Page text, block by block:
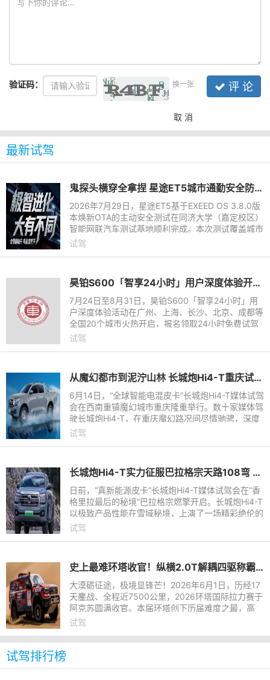
验证码： 换一张 评 论
取 消
最新试驾
鬼探头横穿全拿捏 星途ET5城市通勤安全防护再升级
2026年7月29日，星途ET5基于EXEED OS 3.8.0版
本焕新OTA的主动安全测试在同济大学（嘉定校区）
智能网联汽车测试基地顺利完成。本次测试覆盖城市
突发风险、低能见度通行、夜间连续避让以及泊车安
试驾
昊铂S600「智享24小时」用户深度体验开启，报名享24小时免费试驾赢惊喜好礼
7月24日至8月31日，昊铂S600「智享24小时」用
户深度体验活动在广州、上海、长沙、北京、成都等
全国20个城市火热开启，报名领取24小时免费试驾
体验权，亲身感受20万内满配运动SUV的实力。试
试驾
从魔幻都市到泥泞山林 长城炮Hi4-T重庆试驾诠释“真新能源皮卡”全能实力
6月14日，“全球智能电混皮卡”长城炮Hi4-T媒体试驾
会在西南重镇魔幻城市重庆隆重举行。数十家媒体驾
驶长城炮Hi4-T，在重庆魔幻路况间尽情驰骋，深度
品鉴“真新能源皮卡”的极致产品魅力。
试驾
长城炮Hi4-T实力征服巴拉格宗天路108弯 致敬开路者精神
日前，“真新能源皮卡”长城炮Hi4-T媒体试驾会在“香
格里拉最后的秘境”巴拉格宗燃擎开启。长城炮Hi4-T
以极致产品性能在雪域秘境，上演了一场精彩绝伦的
性能风暴，为与会媒体带来全方位的硬核越野体验。
试驾
史上最难环塔收官！纵横2.0T解耦四驱称霸环塔极限赛场
大漠砺征途，极境显锋芒！2026年6月1日，历经17
天鏖战、全程近7500公里，2026环塔国际拉力赛于
阿克苏圆满收官。本届环塔创下历届难度之最，高
温、戈壁、沙漠、陡坡等极限路况密集叠加，对车辆
试驾
试驾排行榜